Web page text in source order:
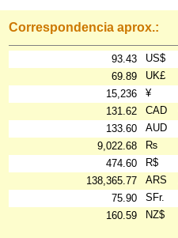
Correspondencia aprox.:
93.43 US$
69.89
UK£
15,236
¥
131.62
CAD
133.60
AUD
9,022.68
₨
474.60
R$
138,365.77
ARS
75.90
SFr.
160.59
NZ$